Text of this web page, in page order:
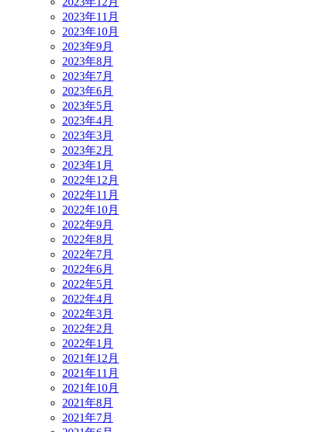
2023年11月
2023年10月
2023年9月
2023年8月
2023年7月
2023年6月
2023年5月
2023年4月
2023年3月
2023年2月
2023年1月
2022年12月
2022年11月
2022年10月
2022年9月
2022年8月
2022年7月
2022年6月
2022年5月
2022年4月
2022年3月
2022年2月
2022年1月
2021年12月
2021年11月
2021年10月
2021年8月
2021年7月